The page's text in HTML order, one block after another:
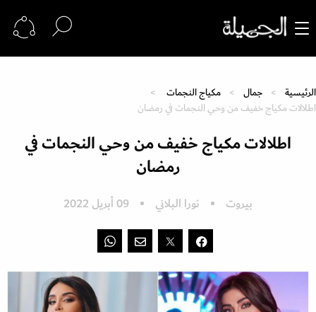
الرئيسية جمال
مكياج النجمات
اطلالات مكياج خفيف من وحي النجمات في رمضان
اطلالات مكياج خفيف من وحي النجمات في
رمضان
بيروت نورا البلاني 09 أبريل 2022